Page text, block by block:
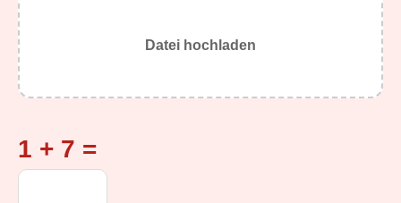
Datei hochladen
1 + 7 =